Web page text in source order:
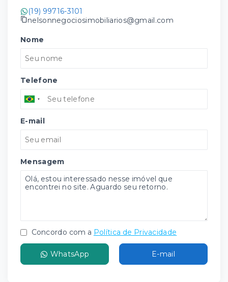
(19) 99716-3101
nelsonnegociosimobiliarios@gmail.com
Nome
Telefone
E-mail
Mensagem
Concordo com a Política de Privacidade
WhatsApp E-mail